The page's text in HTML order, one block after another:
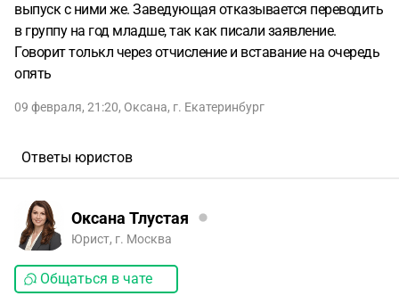
выпуск с ними же. Заведующая отказывается переводить
в группу на год младше, так как писали заявление.
Говорит толькл через отчисление и вставание на очередь
опять
09 февраля, 21:20, Оксана, г. Екатеринбург
Ответы юристов
Оксана Тлустая
Юрист, г. Москва
Общаться в чате